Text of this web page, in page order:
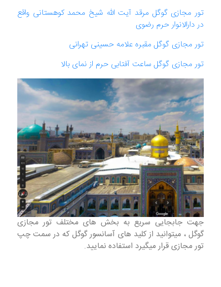
تور مجازی گوگل مرقد آیت الله شیخ محمد کوهستانی واقع
در دارالانوار حرم رضوی
تور مجازی گوگل مقبره علامه حسینی تهرانی
تور مجازی گوگل ساعت آفتابی حرم از نمای بالا
جهت جابجایی سریع به بخش های مختلف تور مجازی
گوگل ، میتوانید از کلید های آسانسور گوگل که در سمت چپ
تور مجازی قرار میگیرد استفاده نمایید.